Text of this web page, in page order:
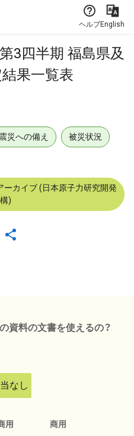
ヘルプEnglish
3四半期 福島県及
果一覧表
震災への備え 被災状況
ーカイブ (日本原子力研究開発
)
資料の文書を使えるの？
なし
用 商用